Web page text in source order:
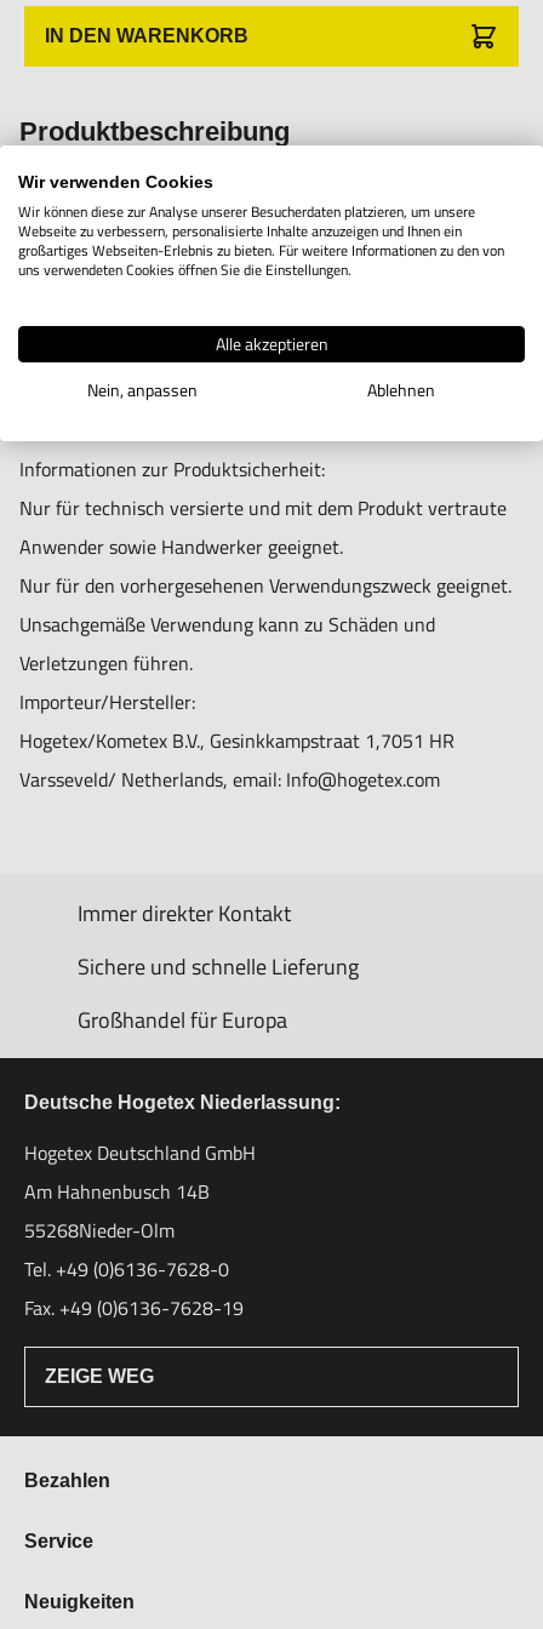
IN DEN WARENKORB
Produktbeschreibung
Okularpaar 10x (20mm) für u. a. das SZM-Mikroskop.
Informationen zur Produktsicherheit:
Nur für technisch versierte und mit dem Produkt vertraute
Anwender sowie Handwerker geeignet.
Nur für den vorhergesehenen Verwendungszweck geeignet.
Unsachgemäße Verwendung kann zu Schäden und
Verletzungen führen.
Importeur/Hersteller:
Hogetex/Kometex B.V., Gesinkkampstraat 1,7051 HR
Varsseveld/ Netherlands, email: Info@hogetex.com
Immer direkter Kontakt
Sichere und schnelle Lieferung
Großhandel für Europa
Deutsche Hogetex Niederlassung:
Hogetex Deutschland GmbH
Am Hahnenbusch 14B
55268Nieder-Olm
Tel. +49 (0)6136-7628-0
Fax. +49 (0)6136-7628-19
ZEIGE WEG
Bezahlen
Bestellung & Zahlung
Vertrag widerrufen
Service
Über Hogetex
Neuigkeiten
Wir verwenden Cookies
Wir können diese zur Analyse unserer Besucherdaten platzieren, um unsere
Webseite zu verbessern, personalisierte Inhalte anzuzeigen und Ihnen ein
großartiges Webseiten-Erlebnis zu bieten. Für weitere Informationen zu den von
uns verwendeten Cookies öffnen Sie die Einstellungen.
Alle akzeptieren
Nein, anpassen
Ablehnen